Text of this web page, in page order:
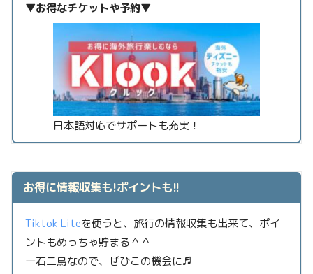
▼お得なチケットや予約▼
日本語対応でサポートも充実！
お得に情報収集も!ポイントも!!
Tiktok Liteを使うと、旅行の情報収集も出来て、ポイ
ントもめっちゃ貯まる＾＾
一石二鳥なので、ぜひこの機会に♬